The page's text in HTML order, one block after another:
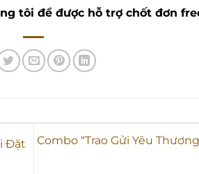
tôi để được hỗ trợ chốt đơn
Đặt
Combo “Trao Gửi Yêu